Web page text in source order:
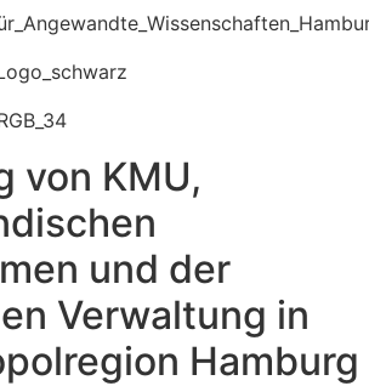
von KMU,
und der
Verwaltung in
Hamburg